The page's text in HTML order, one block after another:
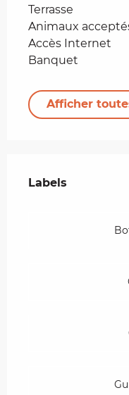
Terrasse
Animaux
Accès Internet
Banquet
Afficher
Labels
Labels